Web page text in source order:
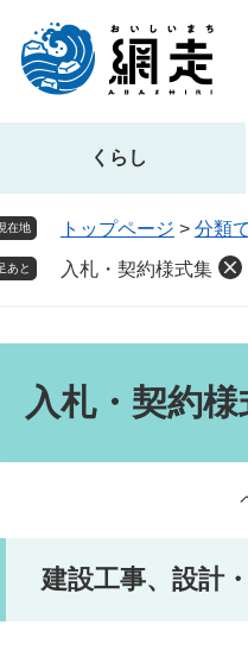
くらし
在地 トップページ > 分類
あと 入札・契約様式集
入札・契約
建設工事、設計